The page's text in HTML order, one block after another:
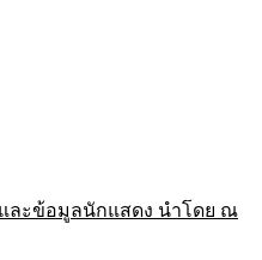
ละข้อมูลนักแสดง นำโดย ณ